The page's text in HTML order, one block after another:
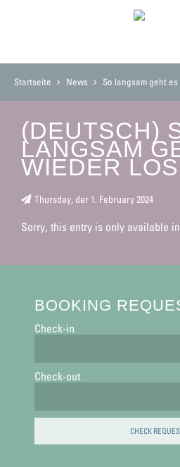
Startseite News So langsam geht
(DEUTSCH)
LANGSAM
WIEDER
Thursday, der 1. February 2024
Sorry, this entry is only available in
BOOKING
Check-in
Check-out
CHECK